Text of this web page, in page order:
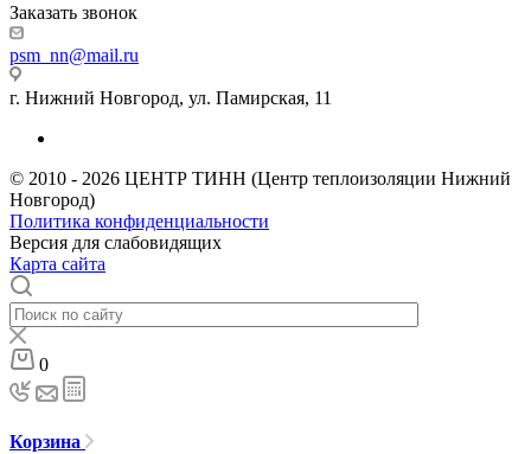
Заказать звонок
psm_nn@mail.ru
г. Нижний Новгород, ул. Памирская, 11
© 2010 - 2026 ЦЕНТР ТИНН (Центр теплоизоляции Нижний
Новгород)
Политика конфиденциальности
Версия для слабовидящих
Карта сайта
0
Корзина